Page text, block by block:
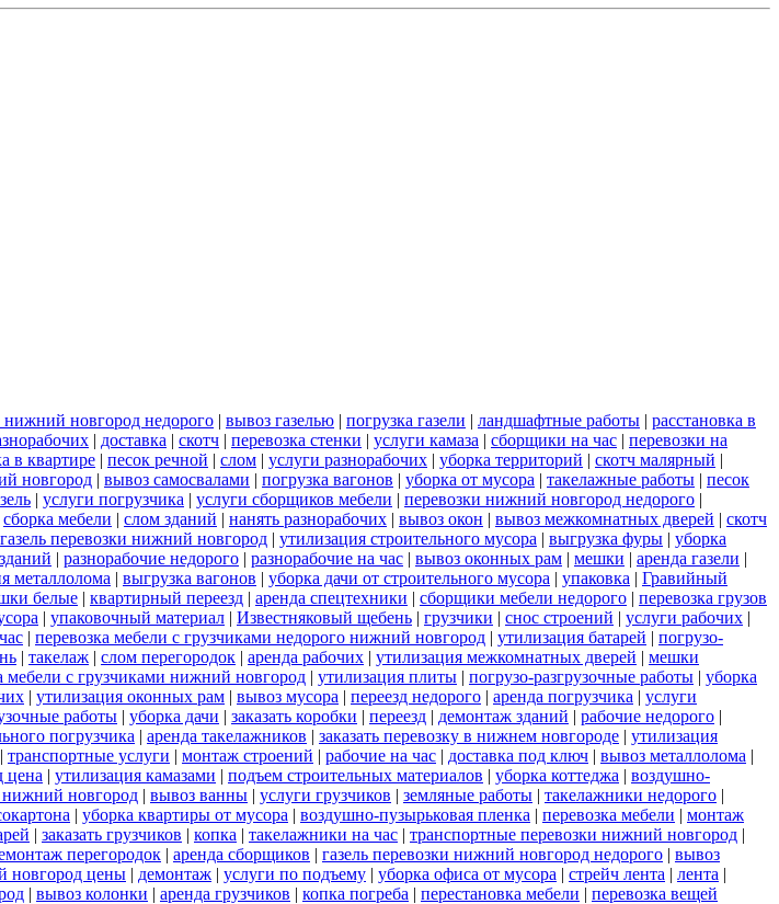
нижний новгород недорого | вывоз газелью | погрузка газели | ландшафтные работы | расстановка в
| доставка | скотч | перевозка стенки | услуги камаза | сборщики на час | перевозки на
в квартире | песок речной | слом | услуги разнорабочих | уборка территорий | скотч малярный |
новгород | вывоз самосвалами | погрузка вагонов | уборка от мусора | такелажные работы | песок
| услуги погрузчика | услуги сборщиков мебели | перевозки нижний новгород недорого |
сборка мебели | слом зданий | нанять разнорабочих | вывоз окон | вывоз межкомнатных дверей | скотч
газель перевозки нижний новгород | утилизация строительного мусора | выгрузка фуры | уборка
| разнорабочие недорого | разнорабочие на час | вывоз оконных рам | мешки | аренда газели |
металлолома | выгрузка вагонов | уборка дачи от строительного мусора | упаковка | Гравийный
белые | квартирный переезд | аренда спецтехники | сборщики мебели недорого | перевозка грузов
| упаковочный материал | Известняковый щебень | грузчики | снос строений | услуги рабочих |
| перевозка мебели с грузчиками недорого нижний новгород | утилизация батарей | погрузо-
| такелаж | слом перегородок | аренда рабочих | утилизация межкомнатных дверей | мешки
мебели с грузчиками нижний новгород | утилизация плиты | погрузо-разгрузочные работы | уборка
| утилизация оконных рам | вывоз мусора | переезд недорого | аренда погрузчика | услуги
работы | уборка дачи | заказать коробки | переезд | демонтаж зданий | рабочие недорого |
погрузчика | аренда такелажников | заказать перевозку в нижнем новгороде | утилизация
| транспортные услуги | монтаж строений | рабочие на час | доставка под ключ | вывоз металлолома |
цена | утилизация камазами | подъем строительных материалов | уборка коттеджа | воздушно-
нижний новгород | вывоз ванны | услуги грузчиков | земляные работы | такелажники недорого |
| уборка квартиры от мусора | воздушно-пузырьковая пленка | перевозка мебели | монтаж
| заказать грузчиков | копка | такелажники на час | транспортные перевозки нижний новгород |
перегородок | аренда сборщиков | газель перевозки нижний новгород недорого | вывоз
новгород цены | демонтаж | услуги по подъему | уборка офиса от мусора | стрейч лента | лента |
| вывоз колонки | аренда грузчиков | копка погреба | перестановка мебели | перевозка вещей